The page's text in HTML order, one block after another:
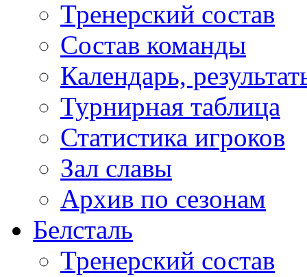
Тренерский состав
Состав команды
Календарь,
Турнирная таблица
Статистика игроков
Зал славы
Архив по сезонам
Белсталь
Тренерский состав